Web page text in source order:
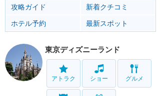
攻略ガイド
新着クチコミ
ホテル予約
最新スポット
東京ディズニーランド
アトラク ショー グルメ